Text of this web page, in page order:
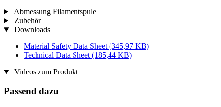
Abmessung Filamentspule
Zubehör
Downloads
Material Safety Data Sheet (345,97 KB)
Technical Data Sheet (185,44 KB)
Videos zum Produkt
Passend dazu